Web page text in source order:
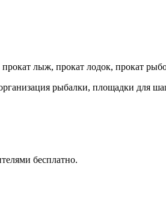
лыж, прокат лодок, прокат
рыбалки, площадки для
бесплатно.